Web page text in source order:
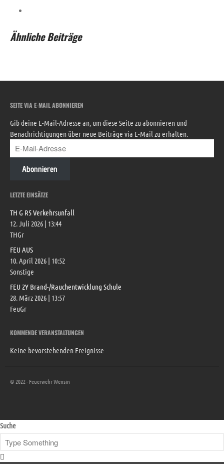
Ähnliche Beiträge
SEITE VIA E-MAIL ABONNIEREN
Gib deine E-Mail-Adresse an, um diese Seite zu abonnieren und
Benachrichtigungen über neue Beiträge via E-Mail zu erhalten.
Abonnieren
LETZTE EINSÄTZE
TH G R5 Verkehrsunfall
12. Juli 2026 | 13:44
THGr
FEU AUS
10. April 2026 | 10:52
Sonstige
FEU 2Y Brand-/Rauchentwicklung Schule
28. März 2026 | 13:57
FeuGr
KOMMENDE VERANSTALTUNGEN
Keine bevorstehenden Ereignisse
© 2022 - Feuerwehr Wensin
Suche